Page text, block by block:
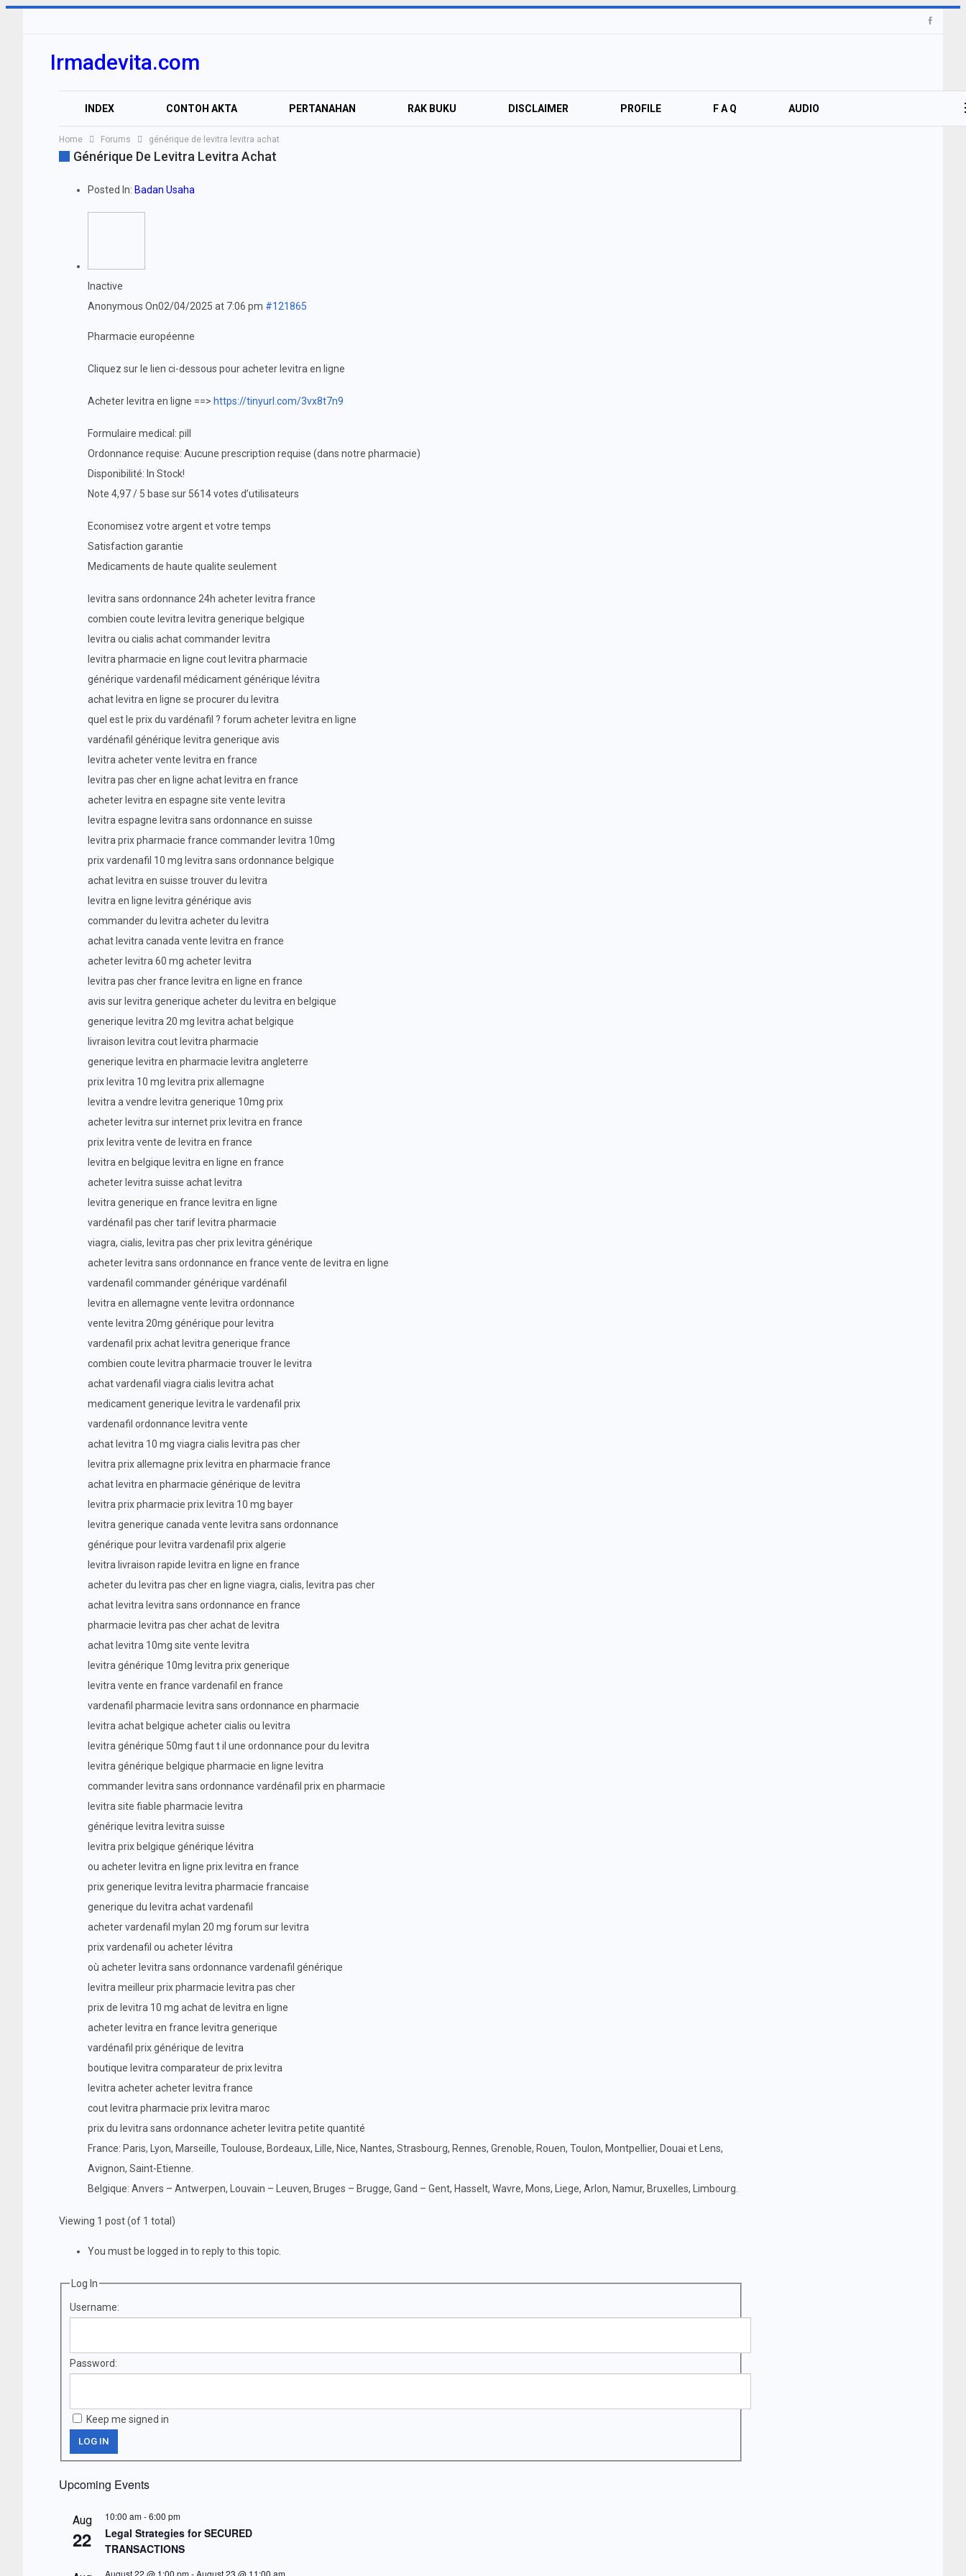
Irmadevita.com
INDEX CONTOH AKTA PERTANAHAN RAK BUKU DISCLAIMER PROFILE F A Q AUDIO
VIDEO
Home Forums générique de levitra levitra achat
Générique De Levitra Levitra Achat
Posted In: Badan Usaha
Inactive
Anonymous On02/04/2025 at 7:06 pm #121865
Pharmacie européenne
Cliquez sur le lien ci-dessous pour acheter levitra en ligne
Acheter levitra en ligne ==> https://tinyurl.com/3vx8t7n9
Formulaire medical: pill
Ordonnance requise: Aucune prescription requise (dans notre pharmacie)
Disponibilité: In Stock!
Note 4,97 / 5 base sur 5614 votes d’utilisateurs
Economisez votre argent et votre temps
Satisfaction garantie
Medicaments de haute qualite seulement
levitra sans ordonnance 24h acheter levitra france
combien coute levitra levitra generique belgique
levitra ou cialis achat commander levitra
levitra pharmacie en ligne cout levitra pharmacie
générique vardenafil médicament générique lévitra
achat levitra en ligne se procurer du levitra
quel est le prix du vardénafil ? forum acheter levitra en ligne
vardénafil générique levitra generique avis
levitra acheter vente levitra en france
levitra pas cher en ligne achat levitra en france
acheter levitra en espagne site vente levitra
levitra espagne levitra sans ordonnance en suisse
levitra prix pharmacie france commander levitra 10mg
prix vardenafil 10 mg levitra sans ordonnance belgique
achat levitra en suisse trouver du levitra
levitra en ligne levitra générique avis
commander du levitra acheter du levitra
achat levitra canada vente levitra en france
acheter levitra 60 mg acheter levitra
levitra pas cher france levitra en ligne en france
avis sur levitra generique acheter du levitra en belgique
generique levitra 20 mg levitra achat belgique
livraison levitra cout levitra pharmacie
generique levitra en pharmacie levitra angleterre
prix levitra 10 mg levitra prix allemagne
levitra a vendre levitra generique 10mg prix
acheter levitra sur internet prix levitra en france
prix levitra vente de levitra en france
levitra en belgique levitra en ligne en france
acheter levitra suisse achat levitra
levitra generique en france levitra en ligne
vardénafil pas cher tarif levitra pharmacie
viagra, cialis, levitra pas cher prix levitra générique
acheter levitra sans ordonnance en france vente de levitra en ligne
vardenafil commander générique vardénafil
levitra en allemagne vente levitra ordonnance
vente levitra 20mg générique pour levitra
vardenafil prix achat levitra generique france
combien coute levitra pharmacie trouver le levitra
achat vardenafil viagra cialis levitra achat
medicament generique levitra le vardenafil prix
vardenafil ordonnance levitra vente
achat levitra 10 mg viagra cialis levitra pas cher
levitra prix allemagne prix levitra en pharmacie france
achat levitra en pharmacie générique de levitra
levitra prix pharmacie prix levitra 10 mg bayer
levitra generique canada vente levitra sans ordonnance
générique pour levitra vardenafil prix algerie
levitra livraison rapide levitra en ligne en france
acheter du levitra pas cher en ligne viagra, cialis, levitra pas cher
achat levitra levitra sans ordonnance en france
pharmacie levitra pas cher achat de levitra
achat levitra 10mg site vente levitra
levitra générique 10mg levitra prix generique
levitra vente en france vardenafil en france
vardenafil pharmacie levitra sans ordonnance en pharmacie
levitra achat belgique acheter cialis ou levitra
levitra générique 50mg faut t il une ordonnance pour du levitra
levitra générique belgique pharmacie en ligne levitra
commander levitra sans ordonnance vardénafil prix en pharmacie
levitra site fiable pharmacie levitra
générique levitra levitra suisse
levitra prix belgique générique lévitra
ou acheter levitra en ligne prix levitra en france
prix generique levitra levitra pharmacie francaise
generique du levitra achat vardenafil
acheter vardenafil mylan 20 mg forum sur levitra
prix vardenafil ou acheter lévitra
où acheter levitra sans ordonnance vardenafil générique
levitra meilleur prix pharmacie levitra pas cher
prix de levitra 10 mg achat de levitra en ligne
acheter levitra en france levitra generique
vardénafil prix générique de levitra
boutique levitra comparateur de prix levitra
levitra acheter acheter levitra france
cout levitra pharmacie prix levitra maroc
prix du levitra sans ordonnance acheter levitra petite quantité
France: Paris, Lyon, Marseille, Toulouse, Bordeaux, Lille, Nice, Nantes, Strasbourg, Rennes, Grenoble, Rouen, Toulon, Montpellier, Douai et Lens,
Avignon, Saint-Etienne.
Belgique: Anvers – Antwerpen, Louvain – Leuven, Bruges – Brugge, Gand – Gent, Hasselt, Wavre, Mons, Liege, Arlon, Namur, Bruxelles, Limbourg.
Viewing 1 post (of 1 total)
You must be logged in to reply to this topic.
Log In
Username:
Password:
Keep me signed in
LOG IN
Upcoming Events
Aug
22
10:00 am-6:00 pm
Legal Strategies for SECURED
TRANSACTIONS
August 22 @ 1:00 pm- August 23 @ 11:00 am